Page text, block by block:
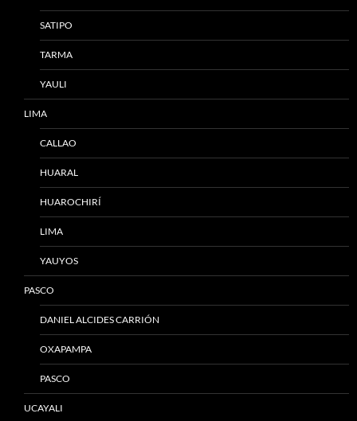
SATIPO
TARMA
YAULI
LIMA
CALLAO
HUARAL
HUAROCHIRÍ
LIMA
YAUYOS
PASCO
DANIEL ALCIDES CARRIÓN
OXAPAMPA
PASCO
UCAYALI